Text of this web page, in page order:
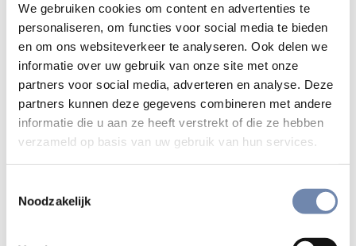
We gebruiken cookies om content en advertenties te
personaliseren, om functies voor social media te bieden
en om ons websiteverkeer te analyseren. Ook delen we
informatie over uw gebruik van onze site met onze
partners voor social media, adverteren en analyse. Deze
partners kunnen deze gegevens combineren met andere
informatie die u aan ze heeft verstrekt of die ze hebben
verzameld op basis van uw gebruik van hun services.
Noodzakelijk
te praten over alles wat er opkomt (GO 52-54). De
retraitant wordt uitgenodigd om tot Christus of God te
spreken en uit te drukken wat door de meditatie of
contemplatie wordt gesuggereerd:Ik heb een groot
verlangen om u te volgen, ik wil mijn leven niet
verliezen, ik kan niet leven zonder me in solidariteit te
geven, ik ben bang om alles te verliezen.
verwoorden dat het nauw aansluit bij wat je hebt
samenhang en richting van dat verlangen komen geleidelijk